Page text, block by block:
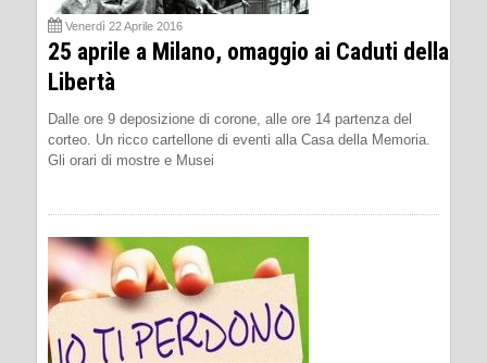
Venerdì 22 Aprile 2016
25 aprile a Milano, omaggio ai Caduti della
Libertà
Dalle ore 9 deposizione di corone, alle ore 14 partenza del
corteo. Un ricco cartellone di eventi alla Casa della Memoria.
Gli orari di mostre e Musei